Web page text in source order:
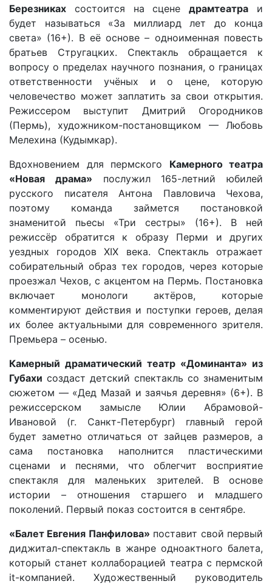
Березниках состоится на сценедрамтеатра и
будет называться «За миллиард лет до конца
света» (16+). В её основе – одноименная повесть
братьев Стругацких. Спектакль обращается к
вопросу о пределах научного познания, о границах
ответственности учёных и о цене, которую
человечество может заплатить за свои открытия.
Режиссером выступит Дмитрий Огородников
(Пермь), художником-постановщиком — Любовь
Мелехина (Кудымкар).
Вдохновением для пермского Камерного театра
«Новая драма» послужил 165-летний юбилей
русского писателя Антона Павловича Чехова,
поэтому команда займется постановкой
знаменитой пьесы «Три сестры» (16+). В ней
режиссёр обратится к образу Перми и других
уездных городов XIX века. Спектакль отражает
собирательный образ тех городов, через которые
проезжал Чехов, с акцентом на Пермь. Постановка
включает монологи актёров, которые
комментируют действия и поступки героев, делая
их более актуальными для современного зрителя.
Премьера – осенью.
Камерный драматический театр «Доминанта» из
Губахи создаст детский спектакль со знаменитым
сюжетом — «Дед Мазай и заячья деревня» (6+). В
режиссерском замысле Юлии Абрамовой-
Ивановой (г. Санкт-Петербург) главный герой
будет заметно отличаться от зайцев размеров, а
сама постановка наполнится пластическими
сценами и песнями, что облегчит восприятие
спектакля для маленьких зрителей. В основе
истории – отношения старшего и младшего
поколений. Первый показ состоится в сентябре.
«Балет Евгения Панфилова» поставит свой первый
диджитал-спектакль в жанре одноактного балета,
который станет коллаборацией театра с пермской
it-компанией. Художественный руководитель